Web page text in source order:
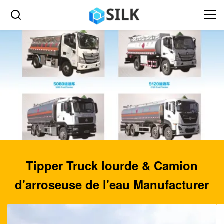
Tipper Truck lourde & Camion
d'arroseuse de l'eau Manufacturer